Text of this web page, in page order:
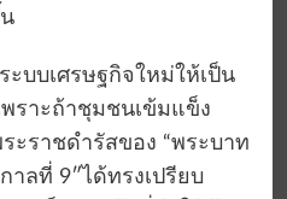
บบเศรษฐกิจใหม่ให้เป็น
ราะถ้าชุมชนเข้มแข็ง
ะราชดำรัสของ “พระบาท
าลที่ 9″ได้ทรงเปรียบ